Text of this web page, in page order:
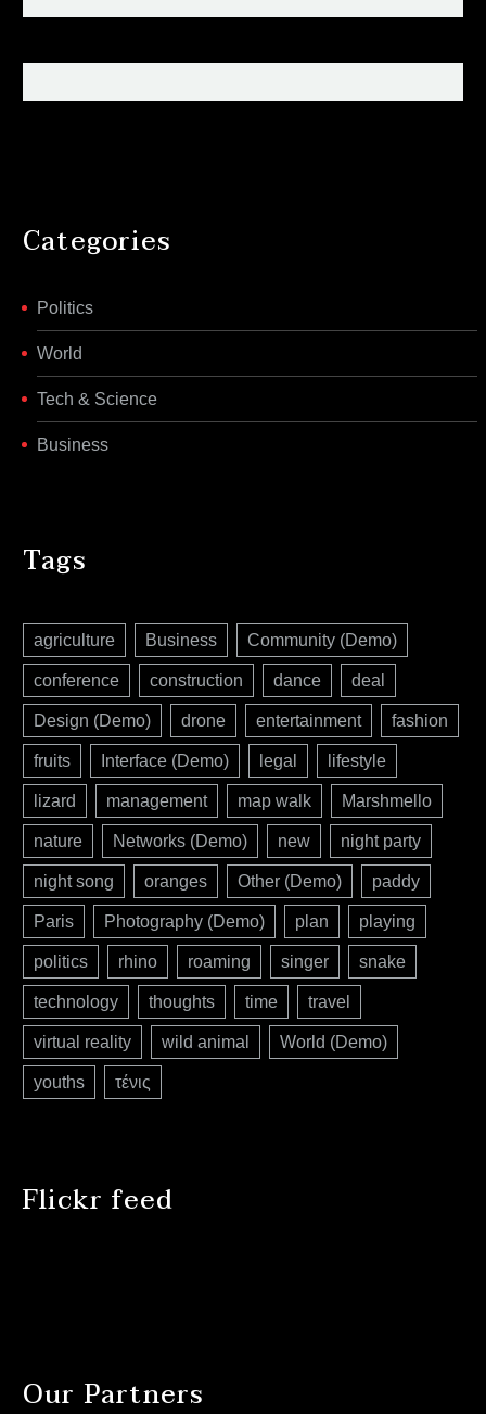
Categories
Politics
World
Tech & Science
Business
Tags
agriculture Business Community (Demo)
conference construction dance deal
Design (Demo) drone entertainment fashion
fruits Interface (Demo) legal lifestyle
lizard management map walk Marshmello
nature Networks (Demo) new night party
night song oranges Other (Demo) paddy
Paris Photography (Demo) plan playing
politics rhino roaming singer snake
technology thoughts time travel
virtual reality wild animal World (Demo)
youths τένις
Flickr feed
Our Partners